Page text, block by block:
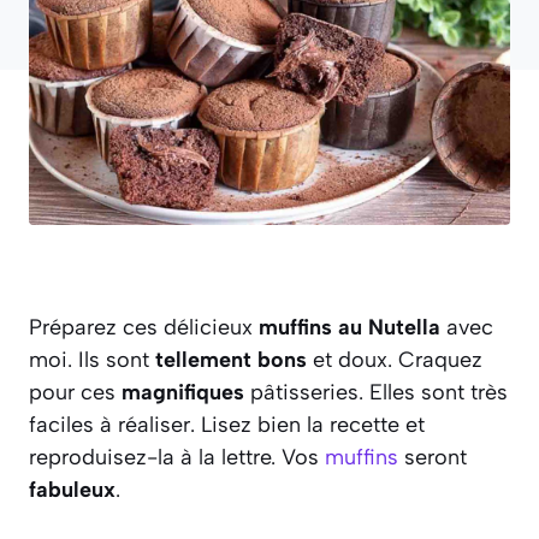
Préparez ces délicieux muffins au Nutella avec
moi. Ils sont tellement bons et doux. Craquez
pour ces magnifiques pâtisseries. Elles sont très
faciles à réaliser. Lisez bien la recette et
reproduisez-la à la lettre. Vos muffins seront
fabuleux.